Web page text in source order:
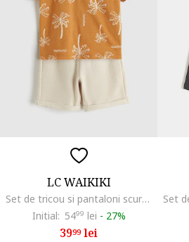
LC WAIKIKI
Set de tricou si pantaloni scurti, Portocaliu stins/Bej deschis
Initial: 5499 lei - 27%
3999lei